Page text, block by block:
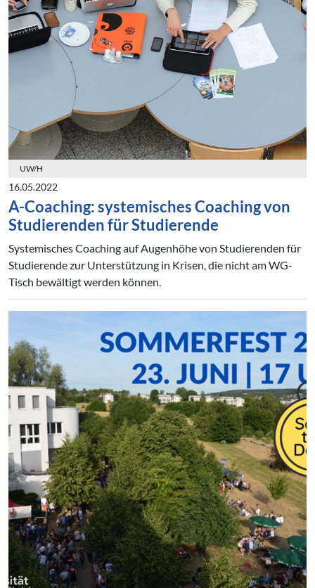
UW/H
16.05.2022
A-Coaching: systemisches Coaching von
Studierenden für Studierende
Systemisches Coaching auf Augenhöhe von Studierenden für
Studierende zur Unterstützung in Krisen, die nicht am WG-
Tisch bewältigt werden können.